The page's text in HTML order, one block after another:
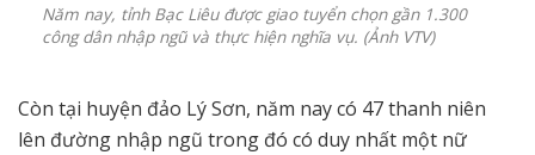
Năm nay, tỉnh Bạc Liêu được giao tuyển chọn gần 1.300
công dân nhập ngũ và thực hiện nghĩa vụ. (Ảnh VTV)
Còn tại huyện đảo Lý Sơn, năm nay có 47 thanh niên
lên đường nhập ngũ trong đó có duy nhất một nữ